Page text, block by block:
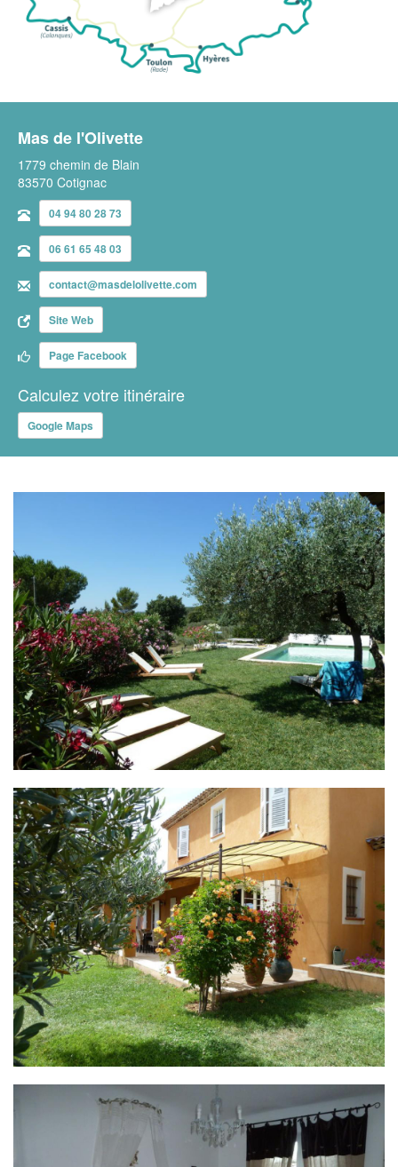
Mas de l'Olivette
1779 chemin de Blain
83570 Cotignac
04 94 80 28 73
06 61 65 48 03
contact@masdelolivette.com
Site Web
Page Facebook
Calculez votre itinéraire
Google Maps